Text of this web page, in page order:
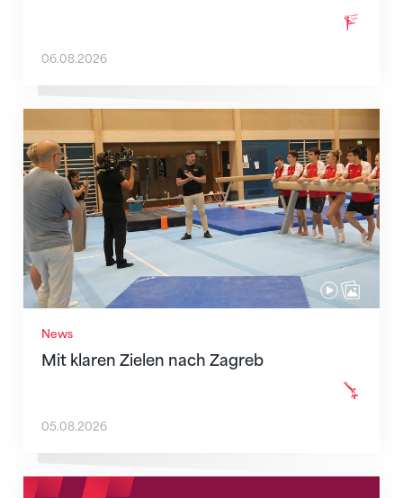
06.08.2026
News
Mit klaren Zielen nach Zagreb
Mit klaren Zielen nach Zagreb
05.08.2026
Neue Empfangszeiten ab 1. August 2026